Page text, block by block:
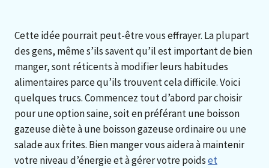
Cette idée pourrait peut-être vous effrayer. La plupart
des gens, même s’ils savent qu’il est important de bien
manger, sont réticents à modifier leurs habitudes
alimentaires parce qu’ils trouvent cela difficile. Voici
quelques trucs. Commencez tout d’abord par choisir
pour une option saine, soit en préférant une boisson
gazeuse diète à une boisson gazeuse ordinaire ou une
salade aux frites. Bien manger vous aidera à maintenir
votre niveau d’énergie et à gérer votre poidset